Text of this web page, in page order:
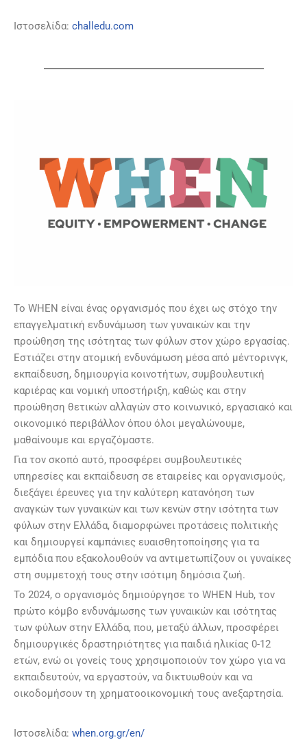
Ιστοσελίδα: challedu.com
Το WHEN είναι ένας οργανισμός που έχει ως στόχο την
επαγγελματική ενδυνάμωση των γυναικών και την
προώθηση της ισότητας των φύλων στον χώρο εργασίας.
Εστιάζει στην ατομική ενδυνάμωση μέσα από μέντορινγκ,
εκπαίδευση, δημιουργία κοινοτήτων, συμβουλευτική
καριέρας και νομική υποστήριξη, καθώς και στην
προώθηση θετικών αλλαγών στο κοινωνικό, εργασιακό και
οικονομικό περιβάλλον όπου όλοι μεγαλώνουμε,
μαθαίνουμε και εργαζόμαστε.
Για τον σκοπό αυτό, προσφέρει συμβουλευτικές
υπηρεσίες και εκπαίδευση σε εταιρείες και οργανισμούς,
διεξάγει έρευνες για την καλύτερη κατανόηση των
αναγκών των γυναικών και των κενών στην ισότητα των
φύλων στην Ελλάδα, διαμορφώνει προτάσεις πολιτικής
και δημιουργεί καμπάνιες ευαισθητοποίησης για τα
εμπόδια που εξακολουθούν να αντιμετωπίζουν οι γυναίκες
στη συμμετοχή τους στην ισότιμη δημόσια ζωή.
Το 2024, ο οργανισμός δημιούργησε το WHEN Hub, τον
πρώτο κόμβο ενδυνάμωσης των γυναικών και ισότητας
των φύλων στην Ελλάδα, που, μεταξύ άλλων, προσφέρει
δημιουργικές δραστηριότητες για παιδιά ηλικίας 0-12
ετών, ενώ οι γονείς τους χρησιμοποιούν τον χώρο για να
εκπαιδευτούν, να εργαστούν, να δικτυωθούν και να
οικοδομήσουν τη χρηματοοικονομική τους ανεξαρτησία.
Ιστοσελίδα: when.org.gr/en/